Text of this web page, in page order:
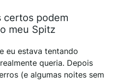
certos podem
meu Spitz
eu estava tentando
queria. Depois
(e algumas noites sem